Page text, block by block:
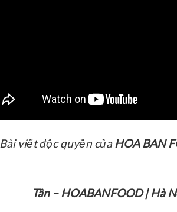
Bài viết độc quyền của HOA BAN
Tân – HOABANFOOD |Hà